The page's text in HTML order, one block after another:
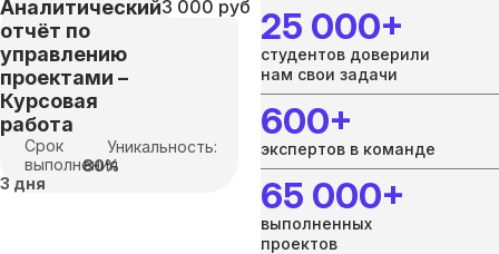
Аналитический
отчёт по
управлению
проектами –
Курсовая
работа
3 000 руб
Срок
выполнения
3 дня
Уникальность:
80%
25 000+
студентов доверили
нам свои задачи
600+
экспертов в команде
65 000+
выполненных
проектов